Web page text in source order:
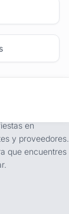
en
y proveedores.
que encuentres